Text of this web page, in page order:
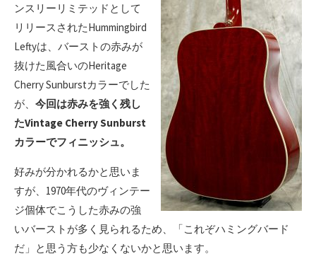
ンスリーリミテッドとして
リリースされたHummingbird
Leftyは、バーストの赤みが
抜けた風合いのHeritage
Cherry Sunburstカラーでした
が、 今回は赤みを強く残し
たVintage Cherry Sunburst
カラーでフィニッシュ。
好みが分かれるかと思いま
すが、1970年代のヴィンテー
ジ個体でこうした赤みの強
いバーストが多く見られるため、「これぞハミングバード
だ」と思う方も少なくないかと思います。